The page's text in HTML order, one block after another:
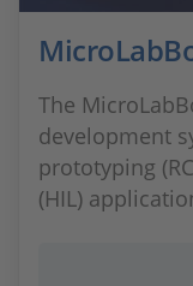
The
development
prototyping
(HIL)